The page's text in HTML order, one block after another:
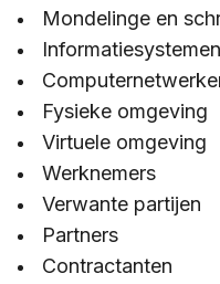
Mondelinge en
Informatiesystemen
Fysieke omgeving
Virtuele omgeving
Werknemers
Verwante partijen
Partners
Contractanten